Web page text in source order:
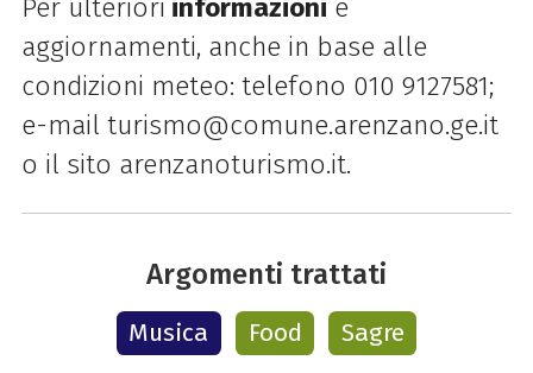
Per ulteriori informazioni e
aggiornamenti, anche in base alle
condizioni meteo: telefono 010 9127581;
e-mail turismo@comune.arenzano.ge.it
o il sito arenzanoturismo.it.
Argomenti trattati
Musica Food Sagre